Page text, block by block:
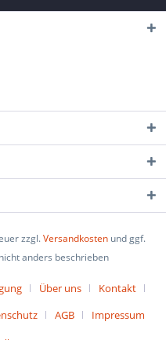
zzgl.Versandkosten und ggf.
anders beschrieben
Über uns
Kontakt
AGB Impressum